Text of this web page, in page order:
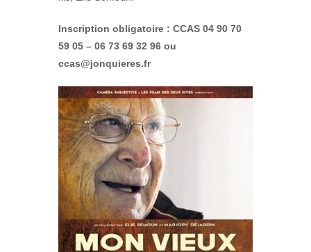
Inscription obligatoire : CCAS 04 90 70
59 05 – 06 73 69 32 96 ou
ccas@jonquieres.fr